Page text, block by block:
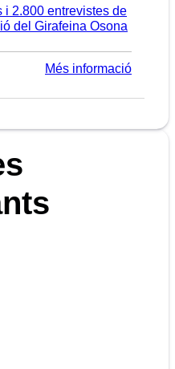
i 2.800 entrevistes de
del Girafeina Osona
Més informació